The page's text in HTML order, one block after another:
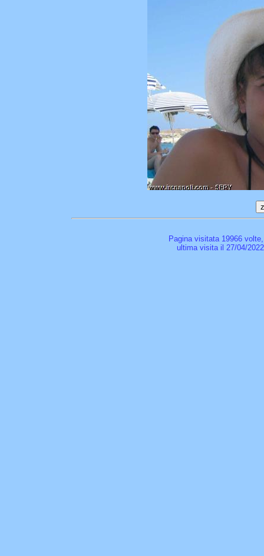
Pagina visitata 19966
ultima visita il 27/04/